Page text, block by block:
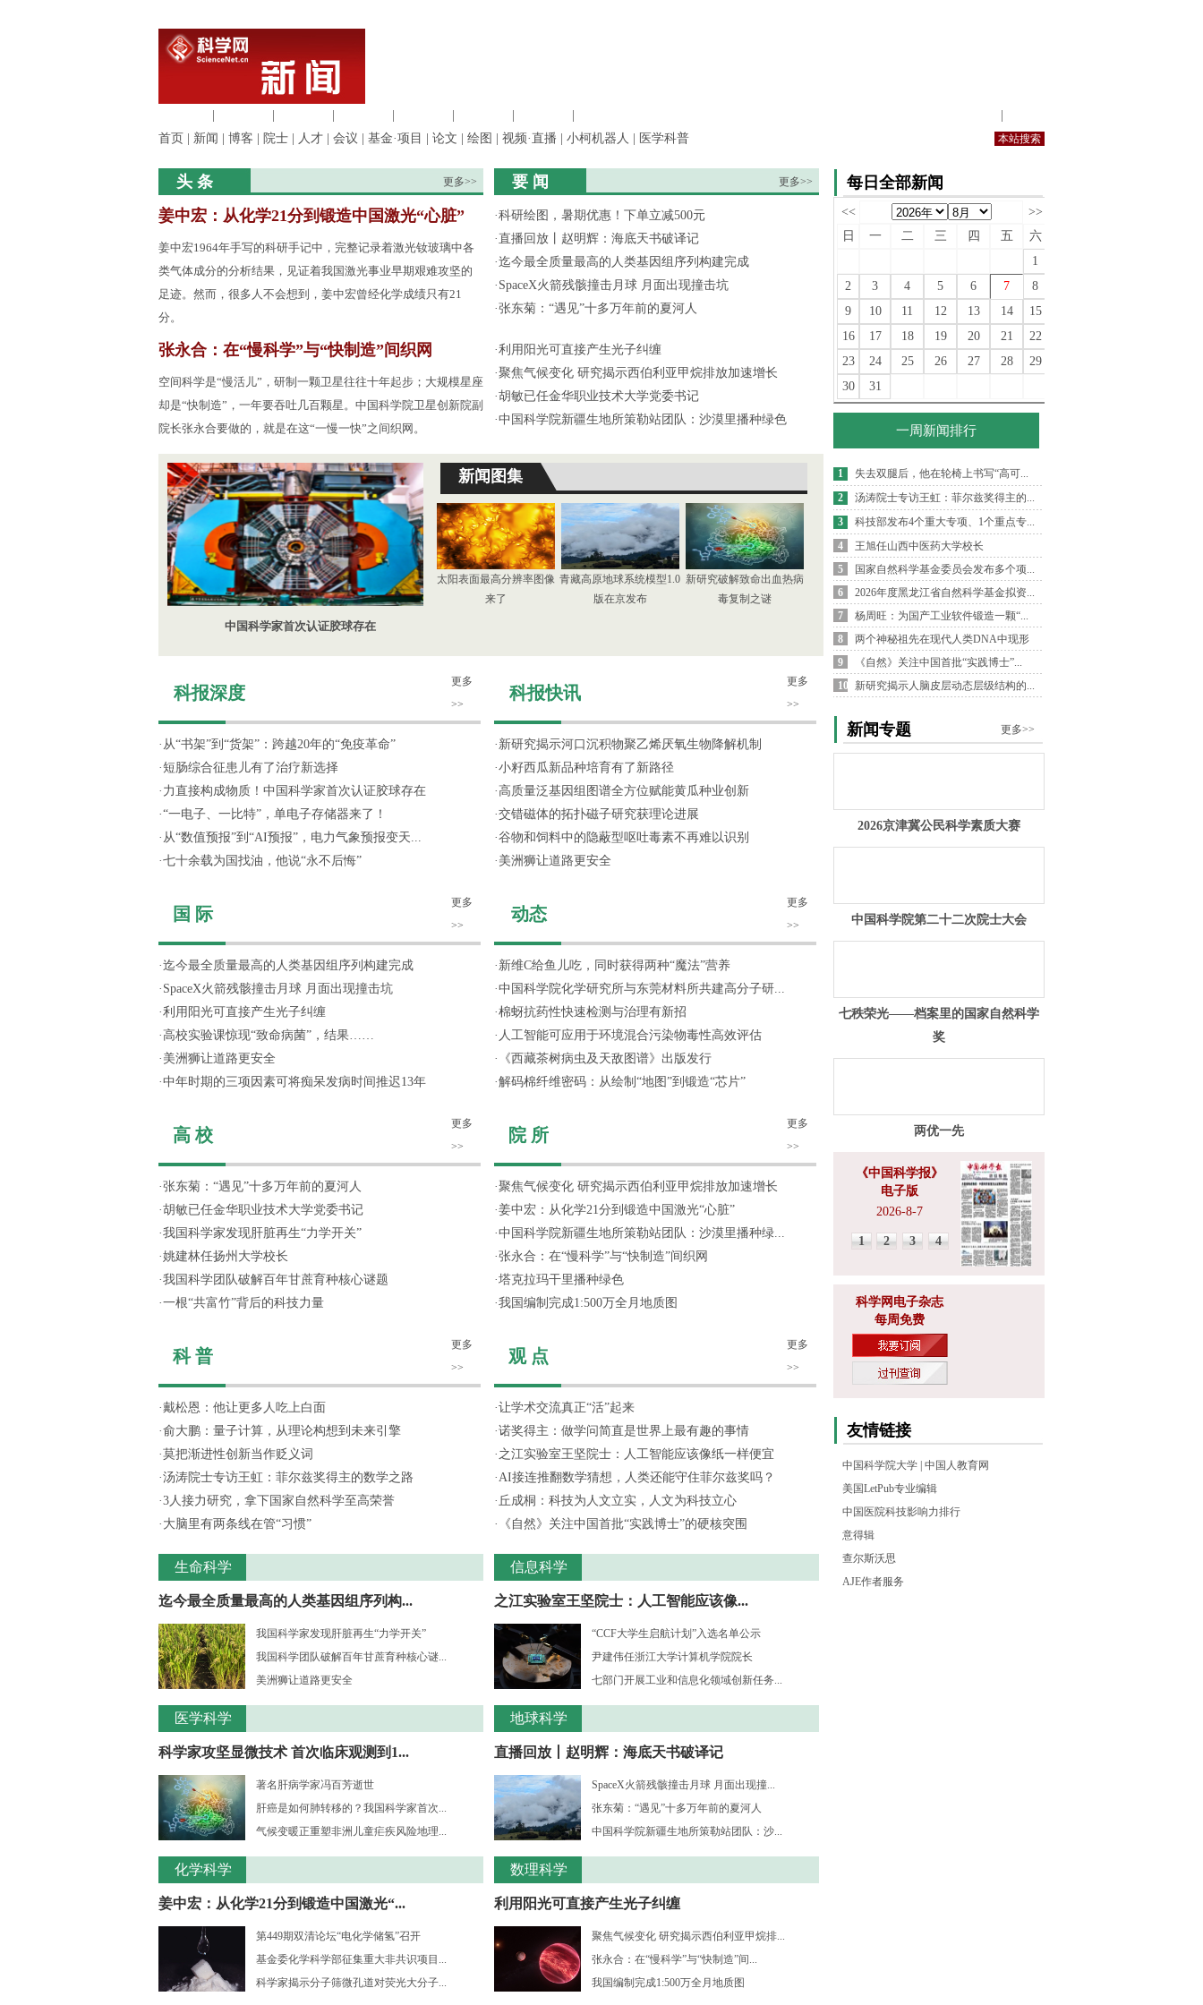
首页
新闻 博客 院士 人才 会议 基金·项目 论文 绘图 视频·直播 小柯机器人 医学科普
头 条 更多>>
姜中宏：从化学21分到锻造中国激光“心脏”
姜中宏1964年手写的科研手记中，完整记录着激光钕玻璃中各
类气体成分的分析结果，见证着我国激光事业早期艰难攻坚的
足迹。然而，很多人不会想到，姜中宏曾经化学成绩只有21
分。
张永合：在“慢科学”与“快制造”间织网
空间科学是“慢活儿”，研制一颗卫星往往十年起步；大规模星座
却是“快制造”，一年要吞吐几百颗星。中国科学院卫星创新院副
院长张永合要做的，就是在这“一慢一快”之间织网。
要 闻 更多>>
·科研绘图，暑期优惠！下单立减500元
·直播回放丨赵明辉：海底天书破译记
·迄今最全质量最高的人类基因组序列构建完成
· SpaceX火箭残骸撞击月球 月面出现撞击坑
·张东菊：“遇见”十多万年前的夏河人
·利用阳光可直接产生光子纠缠
·聚焦气候变化 研究揭示西伯利亚甲烷排放加速增长
·胡敏已任金华职业技术大学党委书记
·中国科学院新疆生地所策勒站团队：沙漠里播种绿色
中国科学家首次认证胶球存在
新闻图集
太阳表面最高分辨率图像
来了
青藏高原地球系统模型1.0
版在京发布
新研究破解致命出血热病
毒复制之谜
科报深度
更多
>>
· 从“书架”到“货架”：跨越20年的“免疫革命”
· 短肠综合征患儿有了治疗新选择
· 力直接构成物质！中国科学家首次认证胶球存在
·“一电子、一比特”，单电子存储器来了！
· 从“数值预报”到“AI预报”，电力气象预报变天...
·七十余载为国找油，他说“永不后悔”
国 际
更多
>>
·迄今最全质量最高的人类基因组序列构建完成
· SpaceX火箭残骸撞击月球 月面出现撞击坑
·利用阳光可直接产生光子纠缠
· 高校实验课惊现“致命病菌”，结果……
· 美洲狮让道路更安全
·中年时期的三项因素可将痴呆发病时间推迟13年
高 校
更多
>>
·张东菊：“遇见”十多万年前的夏河人
·胡敏已任金华职业技术大学党委书记
·我国科学家发现肝脏再生“力学开关”
·姚建林任扬州大学校长
·我国科学团队破解百年甘蔗育种核心谜题
·一根“共富竹”背后的科技力量
科 普
更多
>>
·戴松恩：他让更多人吃上白面
·俞大鹏：量子计算，从理论构想到未来引擎
·莫把渐进性创新当作贬义词
·汤涛院士专访王虹：菲尔兹奖得主的数学之路
·3人接力研究，拿下国家自然科学至高荣誉
· 大脑里有两条线在管“习惯”
生命科学
迄今最全质量最高的人类基因组序列构...
我国科学家发现肝脏再生“力学开关”
我国科学团队破解百年甘蔗育种核心谜...
美洲狮让道路更安全
医学科学
科学家攻坚显微技术 首次临床观测到1...
著名肝病学家冯百芳逝世
肝癌是如何肺转移的？我国科学家首次...
气候变暖正重塑非洲儿童疟疾风险地理...
化学科学
姜中宏：从化学21分到锻造中国激光“...
第449期双清论坛“电化学储氢”召开
基金委化学科学部征集重大非共识项目...
科学家揭示分子筛微孔道对荧光大分子...
科报快讯
更多
>>
· 新研究揭示河口沉积物聚乙烯厌氧生物降解机制
·小籽西瓜新品种培育有了新路径
· 高质量泛基因组图谱全方位赋能黄瓜种业创新
·交错磁体的拓扑磁子研究获理论进展
·谷物和饲料中的隐蔽型呕吐毒素不再难以识别
· 美洲狮让道路更安全
动态
更多
>>
· 新维C给鱼儿吃，同时获得两种“魔法”营养
·中国科学院化学研究所与东莞材料所共建高分子研...
·棉蚜抗药性快速检测与治理有新招
· 人工智能可应用于环境混合污染物毒性高效评估
·
《西藏茶树病虫及天敌图谱》出版发行
·解码棉纤维密码：从绘制“地图”到锻造“芯片”
院 所
更多
>>
·聚焦气候变化 研究揭示西伯利亚甲烷排放加速增长
·姜中宏：从化学21分到锻造中国激光“心脏”
·中国科学院新疆生地所策勒站团队：沙漠里播种绿...
·张永合：在“慢科学”与“快制造”间织网
·塔克拉玛干里播种绿色
·我国编制完成1:500万全月地质图
观 点
更多
>>
·让学术交流真正“活”起来
·诺奖得主：做学问简直是世界上最有趣的事情
· 之江实验室王坚院士：人工智能应该像纸一样便宜
·AI接连推翻数学猜想，人类还能守住菲尔兹奖吗？
· 丘成桐：科技为人文立实，人文为科技立心
·
《自然》关注中国首批“实践博士”的硬核突围
信息科学
之江实验室王坚院士：人工智能应该像...
“CCF大学生启航计划”入选名单公示
尹建伟任浙江大学计算机学院院长
七部门开展工业和信息化领域创新任务...
地球科学
直播回放丨赵明辉：海底天书破译记
SpaceX火箭残骸撞击月球 月面出现撞...
张东菊：“遇见”十多万年前的夏河人
中国科学院新疆生地所策勒站团队：沙...
数理科学
利用阳光可直接产生光子纠缠
聚焦气候变化 研究揭示西伯利亚甲烷排...
张永合：在“慢科学”与“快制造”间...
我国编制完成1:500万全月地质图
每日全部新闻
<<
>>
日
一 二 三 四 五
六
1
2
3 4 5 6 7
8
9
10 11 12 13 14
15
16
17 18 19 20 21
22
23
24 25 26 27 28
29
30
31
一周新闻排行
1
失去双腿后，他在轮椅上书写“高可...
2
汤涛院士专访王虹：菲尔兹奖得主的...
3
科技部发布4个重大专项、1个重点专...
4
王旭任山西中医药大学校长
5
国家自然科学基金委员会发布多个项...
6
2026年度黑龙江省自然科学基金拟资...
7
杨周旺：为国产工业软件锻造一颗“...
8
两个神秘祖先在现代人类DNA中现形
9
《自然》关注中国首批“实践博士”...
10
新研究揭示人脑皮层动态层级结构的...
新闻专题 更多>>
2026京津冀公民科学素质大赛
中国科学院第二十二次院士大会
七秩荣光——档案里的国家自然科学
奖
两优一先
《中国科学报》
电子版
2026-8-7
1 2 3 4
科学网电子杂志
每周免费
友情链接
中国科学院大学 中国人教育网
美国LetPub专业编辑
中国医院科技影响力排行
意得辑
查尔斯沃思
AJE作者服务